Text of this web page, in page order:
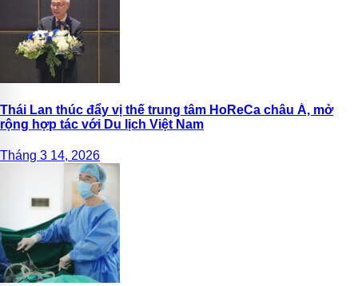
Thái Lan thúc đẩy vị thế trung tâm HoReCa châu Á, mở
rộng hợp tác với Du lịch Việt Nam
Tháng 3 14, 2026